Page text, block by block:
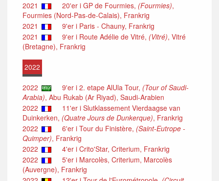
2021
20'er i GP de Fourmies, (Fourmies),
Fourmies (Nord-Pas-de-Calais), Frankrig
2021
9'er i Paris - Chauny, Frankrig
2021
9'er i Route Adélie de Vitré, (Vitré), Vitré
(Bretagne), Frankrig
2022
2022 9'er i 2. etape AlUla Tour, (Tour of Saudi-
Arabia), Abu Rukab (Ar Riyad), Saudi-Arabien
2022
11'er i Slutklassement Vierdaagse van
Duinkerken, (Quatre Jours de Dunkerque), Frankrig
2022
6'er i Tour du Finistère, (Saint-Eutrope -
Quimper), Frankrig
2022
4'er i Crito'Star, Criterium, Frankrig
2022
5'er i Marcolès, Criterium, Marcolès
(Auvergne), Frankrig